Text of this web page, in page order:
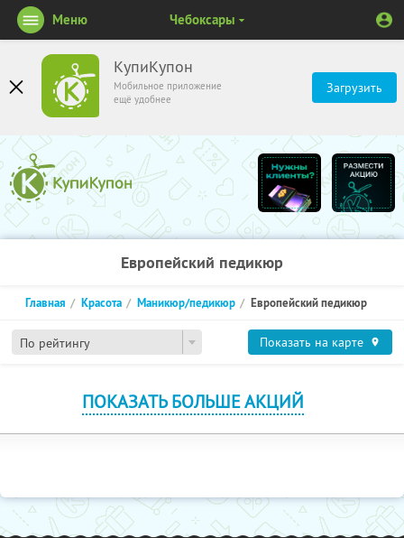
КупиКупон
Мобильное приложение
ещё удобнее
Загрузить
Меню Чебоксары
Европейский педикюр
По рейтингу
Главная Красота Маникюр/педикюр Европейский педикюр
Показать на карте
ПОКАЗАТЬ БОЛЬШЕ АКЦИЙ